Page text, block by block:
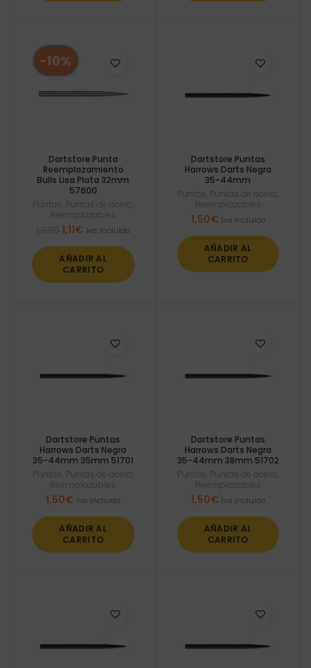
-10%
Dartstore Punta
Reemplazamiento
Bulls Lisa Plata 32mm
57600
Puntas Puntas de acero
Reemplazables
El
original
era:
1,11€ El
actual
es:
Iva incluido
AÑADIR AL
CARRITO
Dartstore Puntas
Harrows Darts Negra
35-44mm
Puntas Puntas de acero
Reemplazables
1,50€ Iva incluido
AÑADIR AL
CARRITO
Dartstore Puntas
Harrows Darts Negra
35-44mm 35mm 51701
Puntas Puntas de acero
Reemplazables
1,50€ Iva incluido
AÑADIR AL
CARRITO
Dartstore Puntas
Harrows Darts Negra
35-44mm 38mm 51702
Puntas Puntas de acero
Reemplazables
1,50€ Iva incluido
AÑADIR AL
CARRITO